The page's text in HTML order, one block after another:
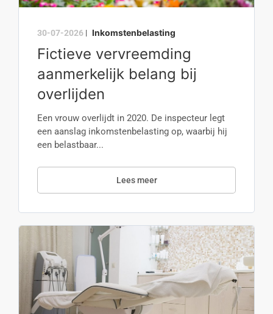
30-07-2026 | Inkomstenbelasting
Fictieve vervreemding
aanmerkelijk belang bij
overlijden
Een vrouw overlijdt in 2020. De inspecteur legt
een aanslag inkomstenbelasting op, waarbij hij
een belastbaar...
Lees meer